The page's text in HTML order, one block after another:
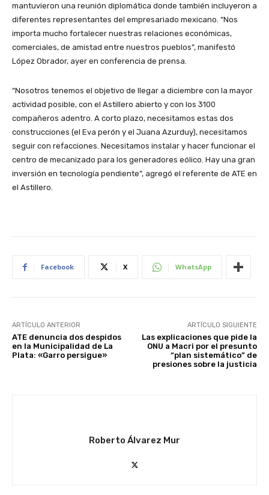
mantuvieron una reunión diplomática donde también incluyeron a
diferentes representantes del empresariado mexicano. “Nos
importa mucho fortalecer nuestras relaciones económicas,
comerciales, de amistad entre nuestros pueblos”, manifestó
López Obrador, ayer en conferencia de prensa.
“Nosotros tenemos el objetivo de llegar a diciembre con la mayor
actividad posible, con el Astillero abierto y con los 3100
compañeros adentro. A corto plazo, necesitamos estas dos
construcciones (el Eva perón y el Juana Azurduy), necesitamos
seguir con refacciones. Necesitamos instalar y hacer funcionar el
centro de mecanizado para los generadores eólico. Hay una gran
inversión en tecnología pendiente”, agregó el referente de ATE en
el Astillero.
Facebook X WhatsApp
ARTÍCULO ANTERIOR
ATE denuncia dos despidos
en la Municipalidad de La
Plata: «Garro persigue»
ARTÍCULO SIGUIENTE
Las explicaciones que pide la
ONU a Macri por el presunto
“plan sistemático” de
presiones sobre la justicia
Roberto Álvarez Mur